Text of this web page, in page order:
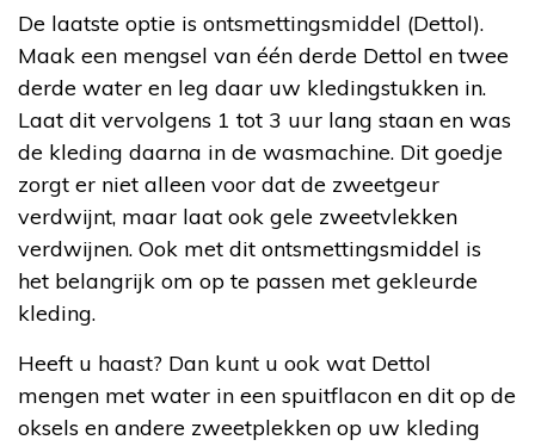
De laatste optie is ontsmettingsmiddel (Dettol).
Maak een mengsel van één derde Dettol en twee
derde water en leg daar uw kledingstukken in.
Laat dit vervolgens 1 tot 3 uur lang staan en was
de kleding daarna in de wasmachine. Dit goedje
zorgt er niet alleen voor dat de zweetgeur
verdwijnt, maar laat ook gele zweetvlekken
verdwijnen. Ook met dit ontsmettingsmiddel is
het belangrijk om op te passen met gekleurde
kleding.
Heeft u haast? Dan kunt u ook wat Dettol
mengen met water in een spuitflacon en dit op de
oksels en andere zweetplekken op uw kleding